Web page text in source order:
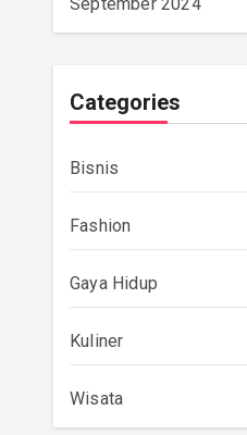
September 2024
Categories
Bisnis
Fashion
Gaya Hidup
Kuliner
Wisata